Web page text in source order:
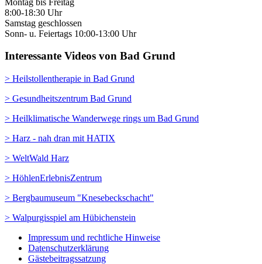
8:00-18:30 Uhr
Samstag geschlossen
Sonn- u. Feiertags 10:00-13:00 Uhr
Interessante Videos von Bad Grund
> Heilstollentherapie in Bad Grund
> Gesundheitszentrum Bad Grund
> Heilklimatische Wanderwege rings um Bad Grund
> Harz - nah dran mit HATIX
> WeltWald Harz
> HöhlenErlebnisZentrum
> Bergbaumuseum "Knesebeckschacht"
> Walpurgisspiel am Hübichenstein
Impressum und rechtliche Hinweise
Datenschutzerklärung
Gästebeitragssatzung